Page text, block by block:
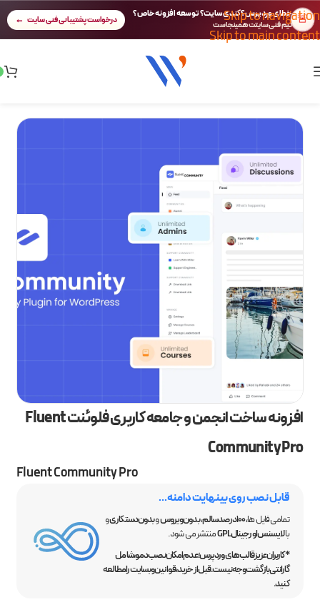
Skip to navigation
Skip to main content
🚨 خطای وردپرس؟ کندی سایت؟ توسعه افزونه خاص؟
تیم فنی سایتت همینجاست درخواست پشتیبانی فنی سایت
افزونه ساخت انجمن و جامعه کاربری فلوئنت Fluent
Community Pro
Fluent Community Pro
قابل نصب روی بینهایت دامنه...
تمامی فایل ها،100 درصد سالم ،بدون ویروسوبدون دستکاریو
بالایسنس اورجینال GPL
منتشر می شود.
*کاربران عزیز قالب‌های وردپرس؛ عدم امکان نصب دمو، شامل
گارانتی بازگشت وجه نیست. قبل از خرید، قوانین وبسایت را مطالعه
کنید.